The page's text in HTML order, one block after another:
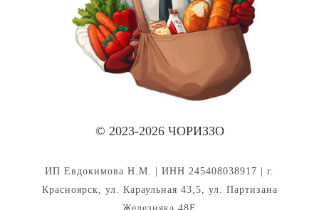
© 2023-2026 ЧОРИЗЗО
Железняка 48Е
Политика конфиденциальности
Публичная оферта